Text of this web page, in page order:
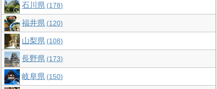
石川県 178
福井県 120
山梨県 108
長野県 173
岐阜県 150